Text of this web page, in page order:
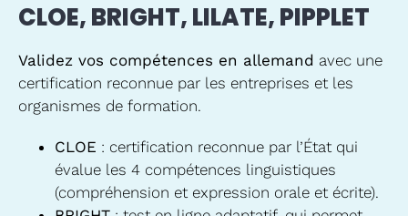
CLOE, BRIGHT, LILATE, PIPPLET
Validez vos compétences en allemand avec une
certification reconnue par les entreprises et les
organismes de formation.
CLOE : certification reconnue par l’État qui
évalue les 4 compétences linguistiques
(compréhension et expression orale et écrite).